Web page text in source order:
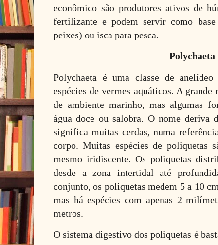
econômico são produtores ativos de
fertilizante e podem servir como
peixes) ou isca para pesca.
Polychaeta
Polychaeta é uma classe de
espécies de vermes aquáticos. A
de ambiente marinho, mas algumas
água doce ou salobra. O nome deriva
significa muitas cerdas, numa
corpo. Muitas espécies de poliquetas
mesmo iridiscente. Os poliquetas
desde a zona intertidal até
conjunto, os poliquetas medem 5 a 10
mas há espécies com apenas 2
metros.
O sistema digestivo dos poliquetas é